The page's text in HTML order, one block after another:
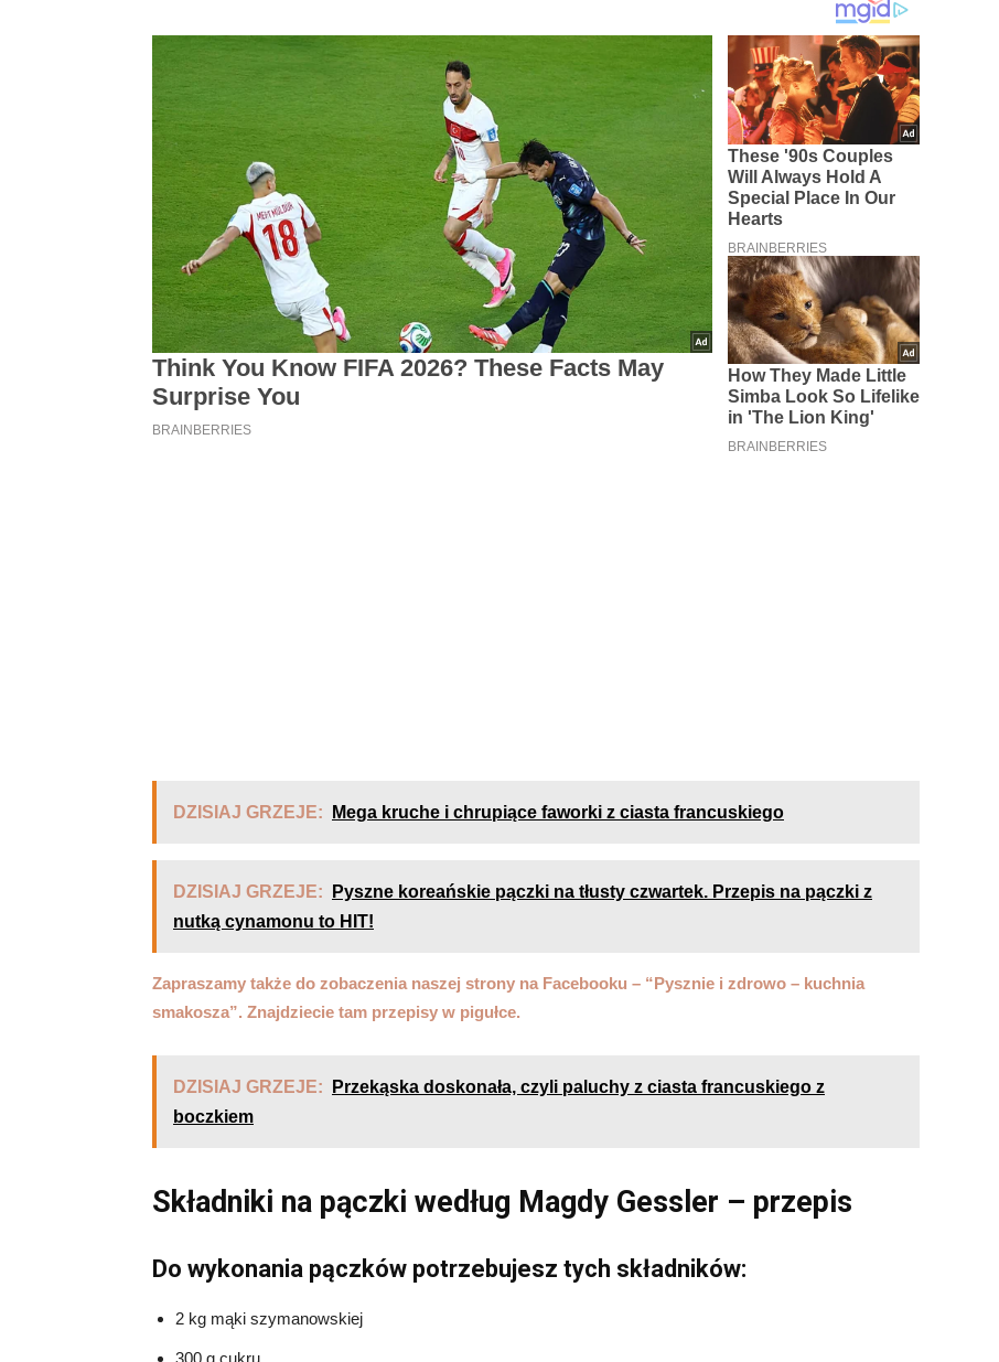
DZISIAJ GRZEJE: Mega kruche i chrupiące faworki z ciasta francuskiego
DZISIAJ GRZEJE:
Pyszne koreańskie pączki na tłusty czwartek. Przepis na pączki z
nutką cynamonu to HIT!
Zapraszamy także do zobaczenia naszej strony na Facebooku – “Pysznie i zdrowo – kuchnia
smakosza”. Znajdziecie tam przepisy w pigułce.
DZISIAJ GRZEJE:
Przekąska doskonała, czyli paluchy z ciasta francuskiego z
boczkiem
Składniki na pączki według Magdy Gessler – przepis
Do wykonania pączków potrzebujesz tych składników:
2 kg mąki szymanowskiej
300 g cukru